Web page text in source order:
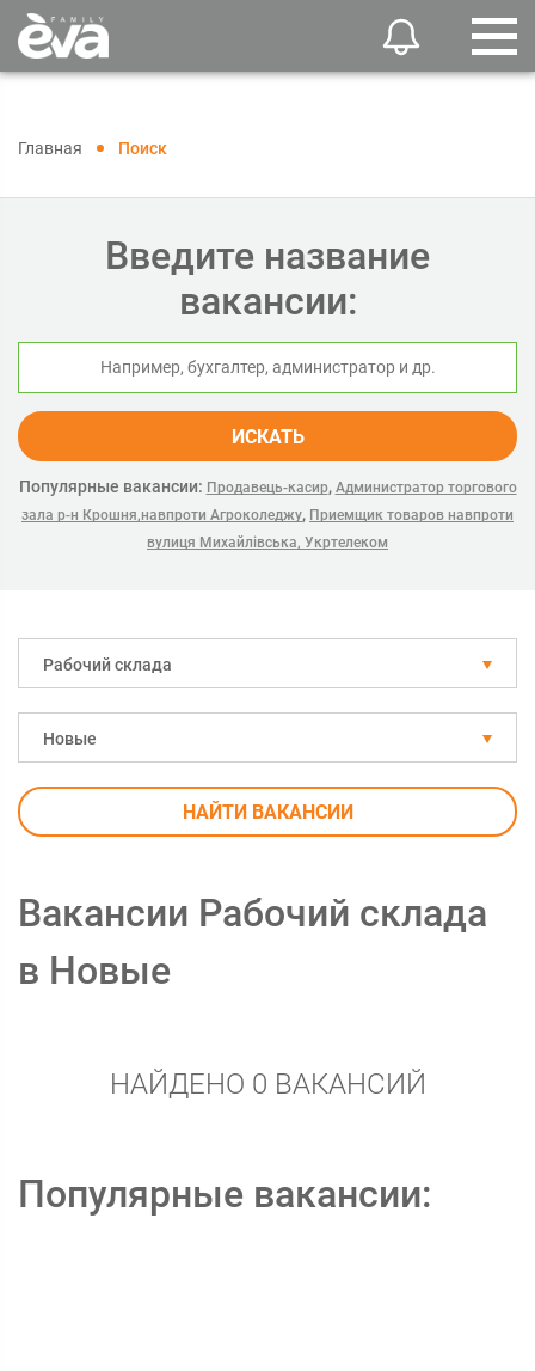
Главная Поиск
Введите название
вакансии:
ИСКАТЬ
Популярные вакансии: Продавець-касир, Администратор торгового
зала р-н Крошня,навпроти Агроколеджу, Приемщик товаров навпроти
вулиця Михайлівська, Укртелеком
Рабочий склада
Новые
НАЙТИ ВАКАНСИИ
Вакансии Рабочий склада
в Новые
НАЙДЕНО 0 ВАКАНСИЙ
Популярные вакансии: